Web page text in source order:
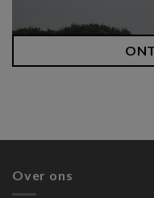
Over ons